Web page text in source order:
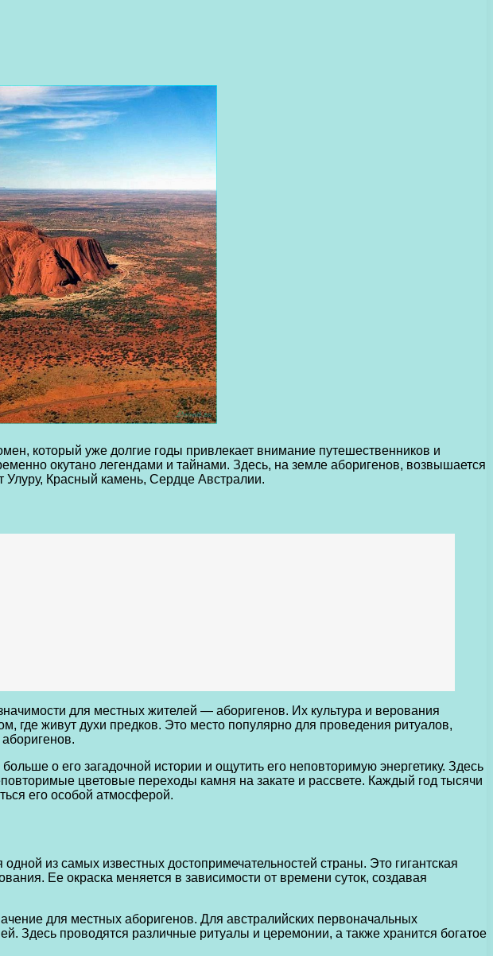
который уже долгие годы привлекает внимание путешественников и
окутано легендами и тайнами. Здесь, на земле аборигенов, возвышается
Красный камень, Сердце Австралии.
для местных жителей — аборигенов. Их культура и верования
где живут духи предков. Это место популярно для проведения ритуалов,
о его загадочной истории и ощутить его неповторимую энергетику. Здесь
цветовые переходы камня на закате и рассвете. Каждый год тысячи
его особой атмосферой.
из самых известных достопримечательностей страны. Это гигантская
Ее окраска меняется в зависимости от времени суток, создавая
для местных аборигенов. Для австралийских первоначальных
Здесь проводятся различные ритуалы и церемонии, а также хранится богатое